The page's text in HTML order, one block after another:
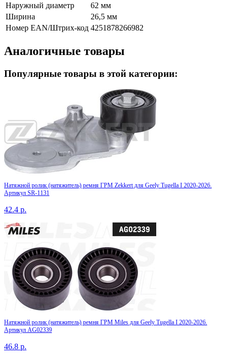
Наружный диаметр
62 мм
Ширина
26,5 мм
Номер EAN/Штрих-код 4251878266982
Аналогичные товары
Популярные товары в этой категории:
Натяжной ролик (натяжитель) ремня ГРМ Zekkert для Geely Tugella I 2020-2026.
Артикул SR-1131
42.4 р.
Натяжной ролик (натяжитель) ремня ГРМ Miles для Geely Tugella I 2020-2026.
Артикул AG02339
46.8 р.